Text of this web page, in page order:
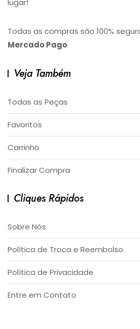
Todas as compras são 100%
Mercado Pago.
Veja Também
Todas as Peças
Favoritos
Carrinho
Finalizar Compra
Cliques Rápidos
Sobre Nós
Política de Troca e Reembolso
Política de Privacidade
Entre em Contato